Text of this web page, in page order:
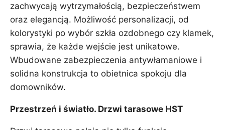
zachwycają wytrzymałością, bezpieczeństwem
oraz elegancją. Możliwość personalizacji, od
kolorystyki po wybór szkła ozdobnego czy klamek,
sprawia, że każde wejście jest unikatowe.
Wbudowane zabezpieczenia antywłamaniowe i
solidna konstrukcja to obietnica spokoju dla
domowników.
Przestrzeń i światło. Drzwi tarasowe HST